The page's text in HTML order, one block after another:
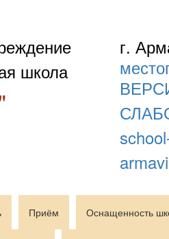
школа
г.
Приём Оснащенность